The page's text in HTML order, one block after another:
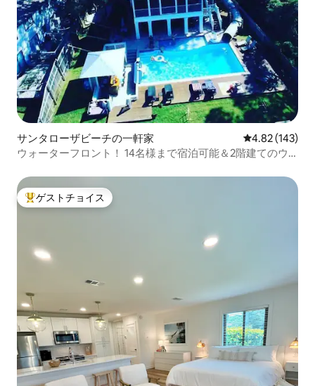
サンタローザビーチの一軒家 レビュー143
4.82 (143)
ウォーターフロント！ 14名様まで宿泊可能＆2階建てのウ
大好評のゲストチョイスです。
ゲストチョイス